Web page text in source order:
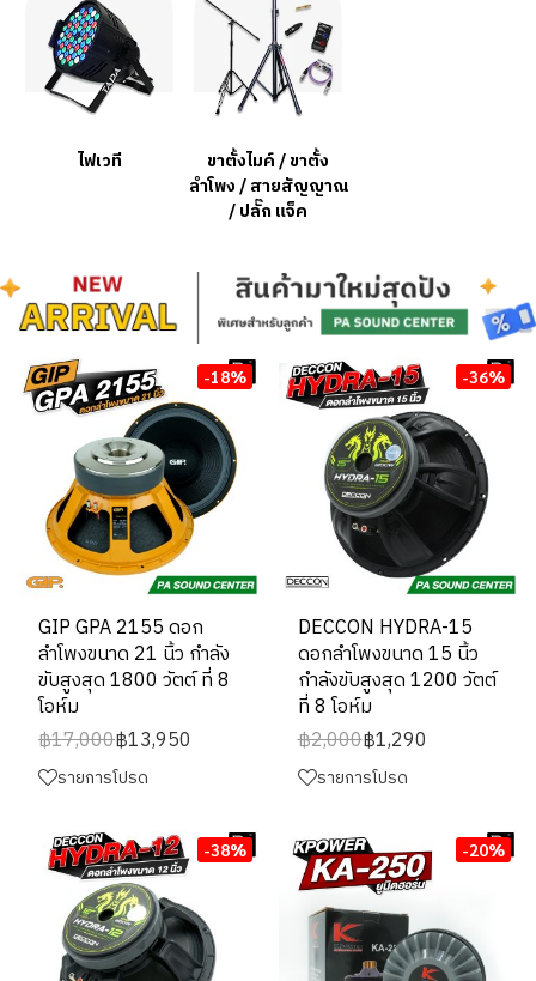
ไฟเวที
ขาตั้งไมค์ / ขาตั้ง
ลำโพง / สายสัญญาณ
/ ปลั๊ก แจ็ค
-18%
GIP GPA 2155 ดอก
ลำโพงขนาด 21 นิ้ว กำลัง
ขับสูงสุด 1800 วัตต์ ที่ 8
โอห์ม
฿17,000฿13,950
รายการโปรด
-36%
DECCON HYDRA-15
ดอกลำโพงขนาด 15 นิ้ว
กำลังขับสูงสุด 1200 วัตต์
ที่ 8 โอห์ม
฿2,000฿1,290
รายการโปรด
-38% -20%